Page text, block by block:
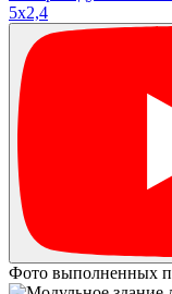
5х2,4
Фото выполненных